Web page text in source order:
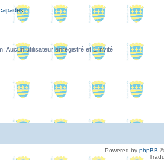
Aucun utilisateur enregistré et 1 invité
Powered by phpBB